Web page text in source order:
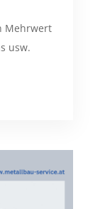
Mehrwert
usw.